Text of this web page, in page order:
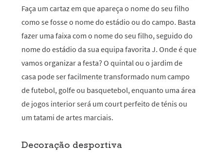
Faça um cartaz em que apareça o nome do seu filho
como se fosse o nome do estádio ou do campo. Basta
fazer uma faixa com o nome do seu filho, seguido do
nome do estádio da sua equipa favorita J. Onde é que
vamos organizar a festa? O quintal ou o jardim de
casa pode ser facilmente transformado num campo
de futebol, golfe ou basquetebol, enquanto uma área
de jogos interior será um court perfeito de ténis ou
um tatami de artes marciais.
Decoração desportiva